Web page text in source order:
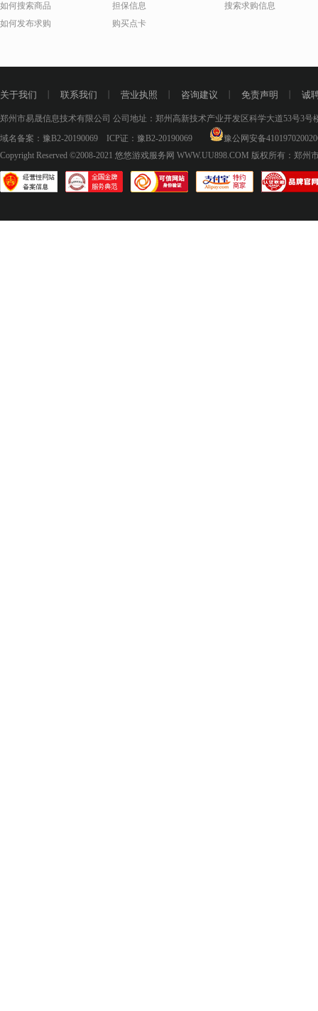
如何搜索商品
如何发布求购
担保信息
购买点卡
搜索求购信息
关于我们 联系我们 营业执照 咨询建议 免责声明 诚
郑州市易晟信息技术有限公司 公司地址：郑州高新技术产业开发区科学大道53号3号
域名备案： 豫B2-20190069 ICP证： 豫B2-20190069
豫公网安备
Copyright Reserved ©2008-2021 悠悠游戏服务网 WWW.UU898.COM 版权所有：郑州